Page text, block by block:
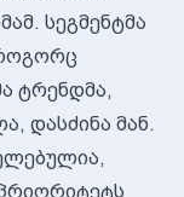
სეგმენტმა
ტრენდმა,
დასძინა მან.